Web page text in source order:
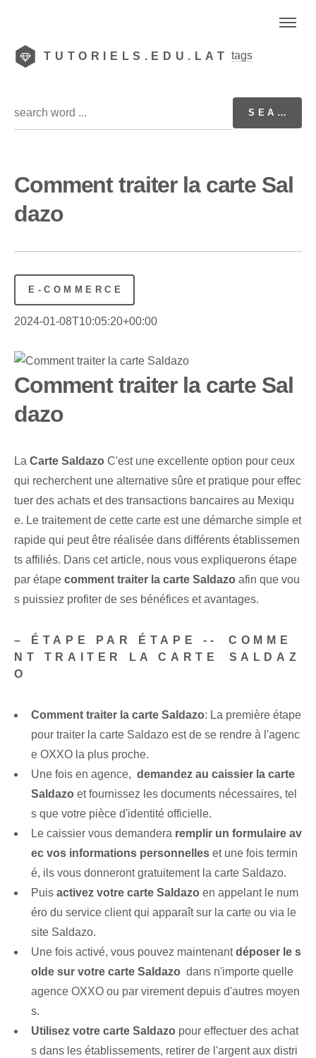
TUTORIELS.EDU.LAT tags
Comment traiter la carte Sal
dazo
E-COMMERCE
2024-01-08T10:05:20+00:00
Comment traiter la carte Sal
dazo
La Carte Saldazo C'est une excellente option pour ceux
qui recherchent une alternative sûre et pratique pour effec
tuer des achats et des transactions bancaires au Mexiqu
e. Le traitement de cette carte est une démarche simple et
rapide qui peut être réalisée dans différents établissemen
ts affiliés. ‌Dans cet ⁤article, nous vous expliquerons étape
par étape⁢ comment traiter la carte Saldazo afin que vou
s puissiez⁢ profiter de ‌ses bénéfices et​ avantages.
– ÉTAPE PAR ÉTAPE -- ⁢COMME
NT TRAITER LA ‌CARTE ⁣SALDAZ
O
Comment traiter la carte Saldazo: La première étape
pour traiter la carte Saldazo est de se rendre à l'agenc
e OXXO la plus proche.
Une fois en agence, ⁤ demandez au caissier la carte
Saldazo et fournissez les documents nécessaires, tel
s que votre pièce d'identité officielle.
Le caissier vous demandera remplir un formulaire av
ec vos informations personnelles et une fois termin
é, ils vous donneront gratuitement la carte Saldazo.
Puis activez votre carte Saldazo en appelant le num
éro du service client qui apparaît sur la carte ou via le
site Saldazo.
Une fois activé, vous pouvez maintenantdéposer le s
olde ‌sur votre carte Saldazo ⁤ dans n'importe quelle⁤
agence OXXO ou par virement depuis d'autres moyen
s.
Utilisez votre carte Saldazo pour effectuer des achat
s dans les établissements, retirer de l'argent aux distri